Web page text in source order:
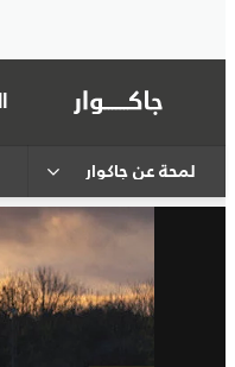
لمحة عن جاكوار